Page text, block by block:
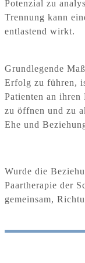
Potenzial zu
Trennung kann
entlastend wirkt.
Grundlegende
Erfolg zu führen,
Patienten an ihren
zu öffnen und zu
Ehe und
Wurde die
Paartherapie der
gemeinsam,